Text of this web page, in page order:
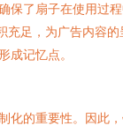
保了扇子在使用过
充足，为广告内容的
成记忆点。
化的重要性。因此